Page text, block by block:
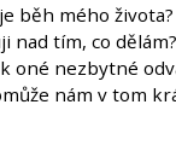
běh mého
nad tím, co
oné nezbytné
nám v tom